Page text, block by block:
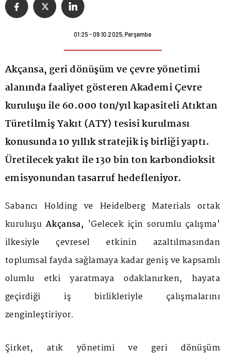
01:25 - 09.10.2025, Perşembe
Akçansa, geri dönüşüm ve çevre yönetimi
alanında faaliyet gösteren Akademi Çevre
kuruluşu ile 60.000 ton/yıl kapasiteli Atıktan
Türetilmiş Yakıt (ATY) tesisi kurulması
konusunda 10 yıllık stratejik iş birliği yaptı.
Üretilecek yakıt ile 130 bin ton karbondioksit
emisyonundan tasarruf hedefleniyor.
Sabancı Holding ve Heidelberg Materials ortak
kuruluşu Akçansa, 'Gelecek için sorumlu çalışma'
ilkesiyle çevresel etkinin azaltılmasından
toplumsal fayda sağlamaya kadar geniş ve kapsamlı
olumlu etki yaratmaya odaklanırken, hayata
geçirdiği iş birlikleriyle çalışmalarını
zenginleştiriyor.
Şirket, atık yönetimi ve geri dönüşüm